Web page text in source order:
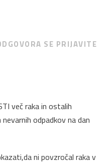
SE PRIJAVITE
več raka in ostalih
odpadkov na dan
ni povzročal raka v